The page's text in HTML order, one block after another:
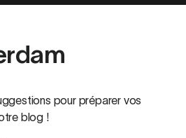
pour préparer vos
blog !